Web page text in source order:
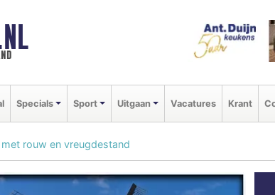
Specials Sport Uitgaan Vacatures Krant
rouw en vreugdestand